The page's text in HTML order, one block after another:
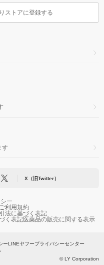
ストアに登録する
す
X（旧Twitter）
ー
ご利用規約
法に基づく表記
く表記医薬品の販売に関する表示
ーLINEヤフープライバシーセンター
© LY Corporation